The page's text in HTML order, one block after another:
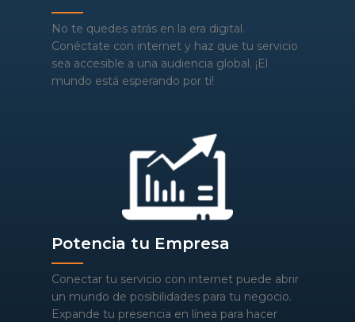
No te quedes atrás en la era digital.
Conéctate con internet y haz que tu servicio
sea accesible a una audiencia global. ¡El
mundo está esperando por ti!
Potencia tu Empresa
Conectar tu servicio con internet puede abrir
un mundo de posibilidades para tu negocio.
Expande tu presencia en línea para hacer